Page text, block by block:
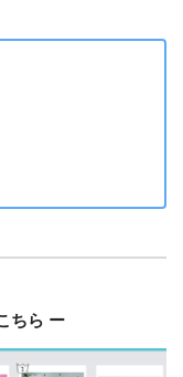
ちら ー